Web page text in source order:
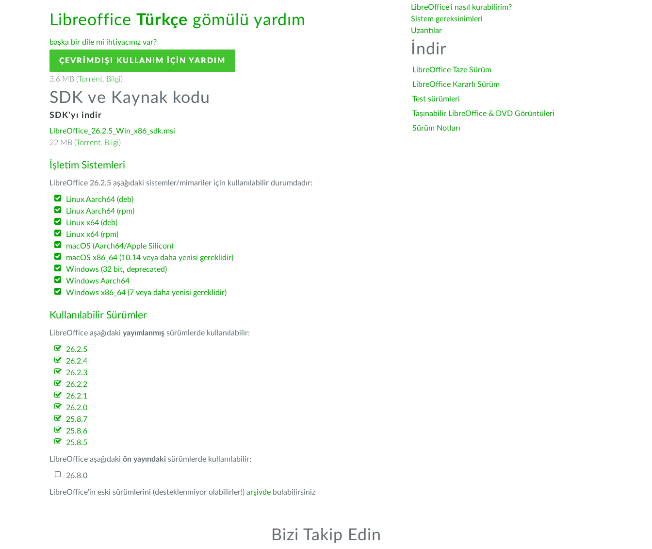
Libreoffice Türkçe gömülü yardım
başka bir dile mi ihtiyacınız var?
ÇEVRIMDIŞI KULLANIM IÇIN YARDIM
3.6 MB (Torrent, Bilgi)
SDK ve Kaynak kodu
SDK'yı indir
LibreOffice_26.2.5_Win_x86_sdk.msi
22 MB (Torrent, Bilgi)
İşletim Sistemleri
LibreOffice 26.2.5 aşağıdaki sistemler/mimariler için kullanılabilir durumdadır:
Linux Aarch64 (deb)
Linux Aarch64 (rpm)
Linux x64 (deb)
Linux x64 (rpm)
macOS (Aarch64/Apple Silicon)
macOS x86_64 (10.14 veya daha yenisi gereklidir)
Windows (32 bit, deprecated)
Windows Aarch64
Windows x86_64 (7 veya daha yenisi gereklidir)
Kullanılabilir Sürümler
LibreOffice aşağıdaki yayımlanmış sürümlerde kullanılabilir:
26.2.5
26.2.4
26.2.3
26.2.2
26.2.1
26.2.0
25.8.7
25.8.6
25.8.5
LibreOffice aşağıdaki ön yayındaki sürümlerde kullanılabilir:
26.8.0
LibreOffice'in eski sürümlerini (desteklenmiyor olabilirler!) arşivde bulabilirsiniz
LibreOffice'i nasıl kurabilirim?
Sistem gereksinimleri
Uzantılar
İndir
LibreOffice Taze Sürüm
LibreOffice Kararlı Sürüm
Test sürümleri
Taşınabilir LibreOffice & DVD Görüntüleri
Sürüm Notları
Bizi Takip Edin